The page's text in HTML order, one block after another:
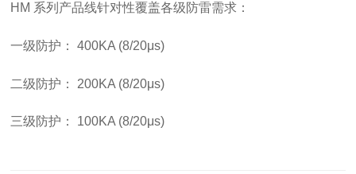
HM 系列产品线针对性覆盖各级防雷需求：
一级防护： 400KA (8/20μs)
二级防护： 200KA (8/20μs)
三级防护： 100KA (8/20μs)